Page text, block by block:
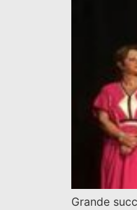
Grande